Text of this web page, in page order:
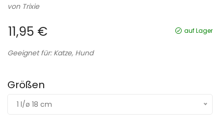
von Trixie
11,95 € auf Lager
Geeignet für: Katze, Hund
Größen
1 l/ø 18 cm